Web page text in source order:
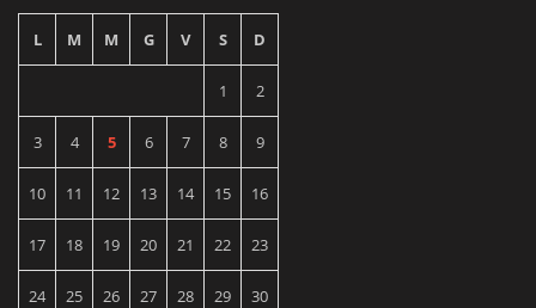
L M M G V S D
1 2
3 4 5 6 7 8 9
10 11 12 13 14 15 16
17 18 19 20 21 22 23
24 25 26 27 28 29 30